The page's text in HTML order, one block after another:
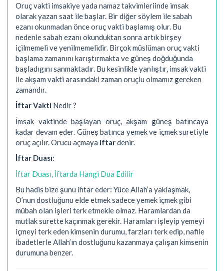
Oruç vakti imsakiye yada namaz takvimleriinde imsak
olarak yazan saat ile başlar. Bir diğer söylem ile sabah
ezanı okunmadan önce oruç vakti başlamış olur. Bu
nedenle sabah ezanı okunduktan sonra artık birşey
içilmemeli ve yenilmemelidir. Birçok müslüman oruç vakti
başlama zamanını karıştırmakta ve güneş doğduğunda
başladıgını sanmaktadır. Bu kesinlikle yanlıştır, imsak vakti
ile akşam vakti arasındaki zaman oruçlu olmamız gereken
zamandır.
İftar Vakti Nedir ?
İmsak vaktinde başlayan oruç, akşam güneş batıncaya
kadar devam eder. Güneş batınca yemek ve içmek suretiyle
oruç açılır. Orucu açmaya iftardenir.
İftar Duası:
İftar Duası, İftarda Hangi Dua Edilir
Bu hadis bize şunu ihtar eder: Yüce Allah’a yaklaşmak,
O’nun dostluğunu elde etmek sadece yemek içmek gibi
mübah olan işleri terk etmekle olmaz. Haramlardan da
mutlak surette kaçınmak gerekir. Haramları işleyip yemeyi
içmeyi terk eden kimsenin durumu, farzları terk edip, nafile
ibadetlerle Allah’ın dostluğunu kazanmaya çalışan kimsenin
durumuna benzer.